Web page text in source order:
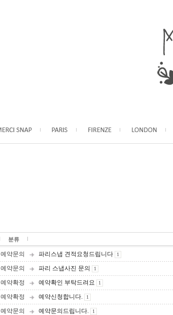
분류
예약문의 파리스냅 견적요청드립니다 1
예약문의 파리 스냅사진 문의 1
예약확정 예약확인 부탁드려요 1
예약확정 예약신청합니다. 1
예약문의 예약문의드립니다. 1